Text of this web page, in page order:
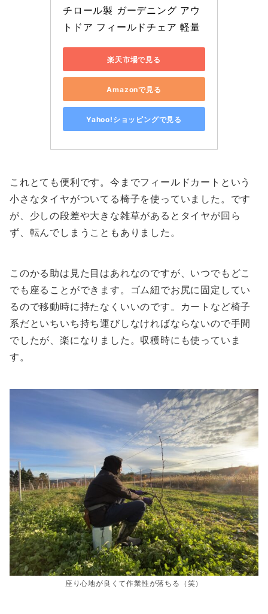
チロール製 ガーデニング アウ
トドア フィールドチェア 軽量
楽天市場で見る
Amazonで見る
Yahoo!ショッピングで見る
これとても便利です。今までフィールドカートという
小さなタイヤがついてる椅子を使っていました。です
が、少しの段差や大きな雑草があるとタイヤが回ら
ず、転んでしまうこともありました。
このかる助は見た目はあれなのですが、いつでもどこ
でも座ることができます。ゴム紐でお尻に固定してい
るので移動時に持たなくいいのです。カートなど椅子
系だといちいち持ち運びしなければならないので手間
でしたが、楽になりました。収穫時にも使っていま
す。
座り心地が良くて作業性が落ちる（笑）